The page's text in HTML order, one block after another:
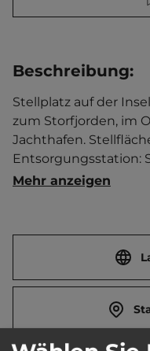
Beschreibung:
Stellplatz auf der
zum Storfjorden, im
Jachthafen.
Entsorgungsstation:
Storehølvegen 41 in
Mehr anzeigen